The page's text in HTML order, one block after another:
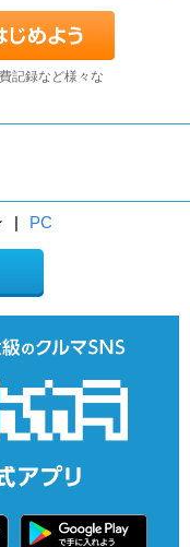
記録など様々な
| PC